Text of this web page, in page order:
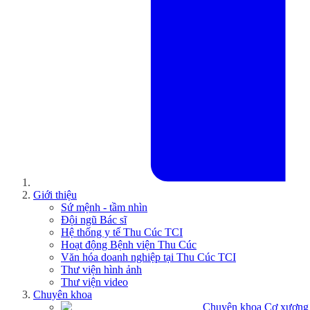
Giới thiệu
Sứ mệnh - tầm nhìn
Đội ngũ Bác sĩ
Hệ thống y tế Thu Cúc TCI
Hoạt động Bệnh viện Thu Cúc
Văn hóa doanh nghiệp tại Thu Cúc TCI
Thư viện hình ảnh
Thư viện video
Chuyên khoa
Chuyên khoa Cơ